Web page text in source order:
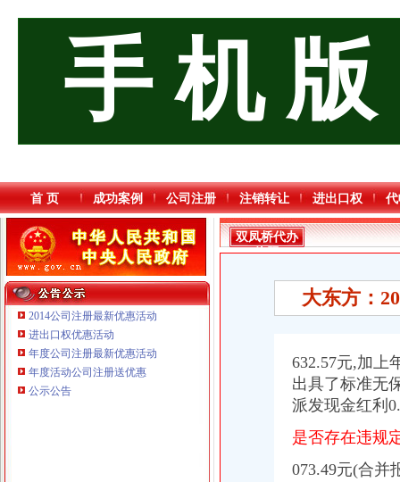
手 机 版
首 页 成功案例 公司注册 注销转让 进出口权
2014公司注册最新优惠活动
进出口权优惠活动
年度公司注册最新优惠活动
年度活动公司注册送优惠
公示公告
重庆国洪体育设施有限公司
重庆星竣贸易有限责任公司 渝中100万 （进出口权）
重庆海谛升进出口贸易有限公司 渝北100万 （进出口权）
双凤桥代办
执照
大东方：
632.57元,加上
出具了标准无
派发现金红利
是否存在违规
073.49元(合并